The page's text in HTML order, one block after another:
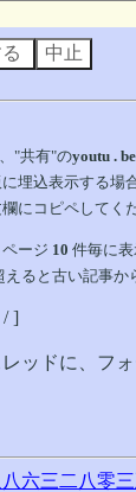
"共有"のyoutu . be
に埋込表示する場
にコピペしてく
ージ 10 件毎に
えると古い記事か
/ ]
ッドに、フ
六三二八零